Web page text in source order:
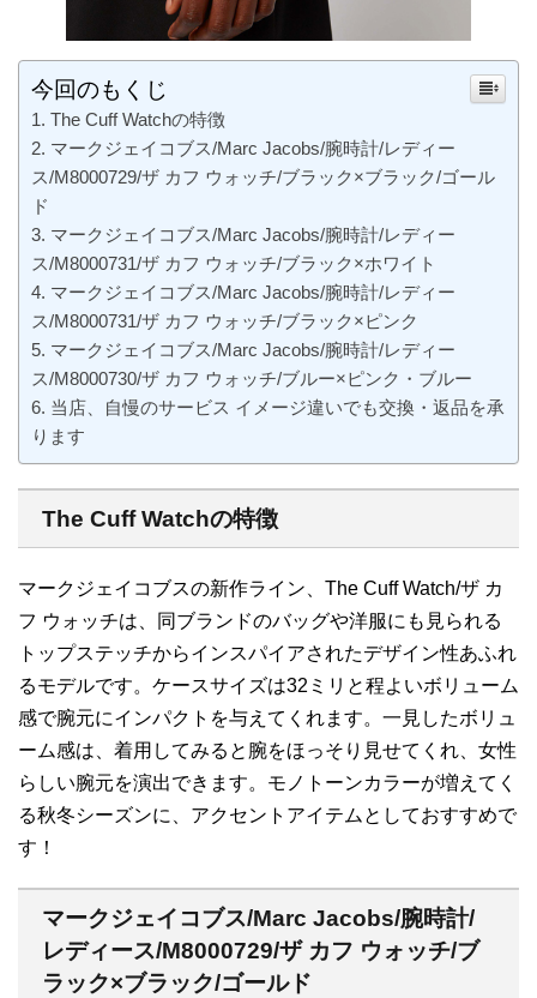
今回のもくじ
The Cuff Watchの特徴
マークジェイコブス/Marc Jacobs/腕時計/レディー
ス/M8000729/ザ カフ ウォッチ/ブラック×ブラック/ゴール
ド
マークジェイコブス/Marc Jacobs/腕時計/レディー
ス/M8000731/ザ カフ ウォッチ/ブラック×ホワイト
マークジェイコブス/Marc Jacobs/腕時計/レディー
ス/M8000731/ザ カフ ウォッチ/ブラック×ピンク
マークジェイコブス/Marc Jacobs/腕時計/レディー
ス/M8000730/ザ カフ ウォッチ/ブルー×ピンク・ブルー
当店、自慢のサービス イメージ違いでも交換・返品を承
ります
The Cuff Watchの特徴
マークジェイコブスの新作ライン、The Cuff Watch/ザ カ
フ ウォッチは、同ブランドのバッグや洋服にも見られる
トップステッチからインスパイアされたデザイン性あふれ
るモデルです。ケースサイズは32ミリと程よいボリューム
感で腕元にインパクトを与えてくれます。一見したボリュ
ーム感は、着用してみると腕をほっそり見せてくれ、女性
らしい腕元を演出できます。モノトーンカラーが増えてく
る秋冬シーズンに、アクセントアイテムとしておすすめで
す！
マークジェイコブス/Marc Jacobs/腕時計/
レディース/M8000729/ザ カフ ウォッチ/ブ
ラック×ブラック/ゴールド